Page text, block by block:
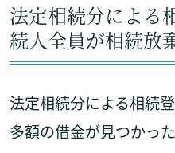
法定相続分による
続人全員が相続放
法定相続分による相続
多額の借金が見つかっ